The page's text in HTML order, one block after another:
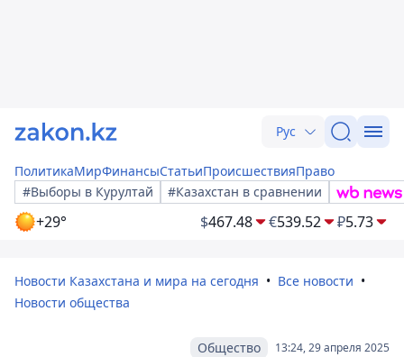
Рус
ПолитикаМирФинансыСтатьиПроисшествияПраво
#Выборы в Курултай
#Казахстан в сравнении
+29° $467.48 €539.52 ₽5.73
Новости Казахстана и мира на сегодня
Все новости
Новости общества
13:24, 29 апреля 2025
Общество